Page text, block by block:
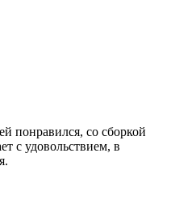
понравился, со сборкой
с удовольствием, в